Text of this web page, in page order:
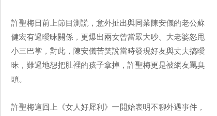
許聖梅日前上節目測謊，意外扯出與同業陳安儀的老公蘇
健宏有過曖昧關係，更爆出兩女曾當眾大吵、大老婆怒甩
小三巴掌，對此，陳安儀苦笑說當時發現好友與丈夫搞曖
昧，難過地想把肚裡的孩子拿掉，許聖梅更是被網友罵臭
頭。
許聖梅這回上《女人好犀利》一開始表明不聊外遇事件，